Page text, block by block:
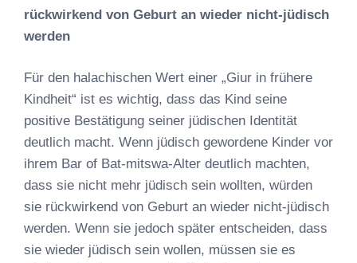
rückwirkend von Geburt an wieder nicht-jüdisch
werden
Für den halachischen Wert einer „Giur in frühere
Kindheit“ ist es wichtig, dass das Kind seine
positive Bestätigung seiner jüdischen Identität
deutlich macht. Wenn jüdisch gewordene Kinder vor
ihrem Bar of Bat-mitswa-Alter deutlich machten,
dass sie nicht mehr jüdisch sein wollten, würden
sie rückwirkend von Geburt an wieder nicht-jüdisch
werden. Wenn sie jedoch später entscheiden, dass
sie wieder jüdisch sein wollen, müssen sie es